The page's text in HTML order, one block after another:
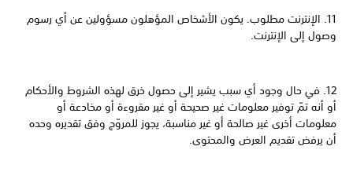
11. الإنترنت مطلوب. يكون الأشخاص المؤهلون مسؤولين عن أي رسوم
وصول إلى الإنترنت.
12. في حال وجود أي سبب يشير إلى حصول خرق لهذه الشروط والأحكام
أو أنه تمّ توفير معلومات غير صحيحة أو غير مقروءة أو مخادعة أو
معلومات أخرى غير صالحة أو غير مناسبة، يجوز للمروّج وفق تقديره وحده
أن يرفض تقديم العرض والمحتوى.